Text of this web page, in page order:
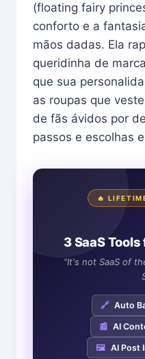
(floating fairy
conforto e a
mãos dadas. Ela
queridinha de
que sua
as roupas que
de fãs ávidos por
passos e escolhas
🔥
3 SaaS
"It's not SaaS of
🔗 Auto
📰 AI
🖼️ AI Post